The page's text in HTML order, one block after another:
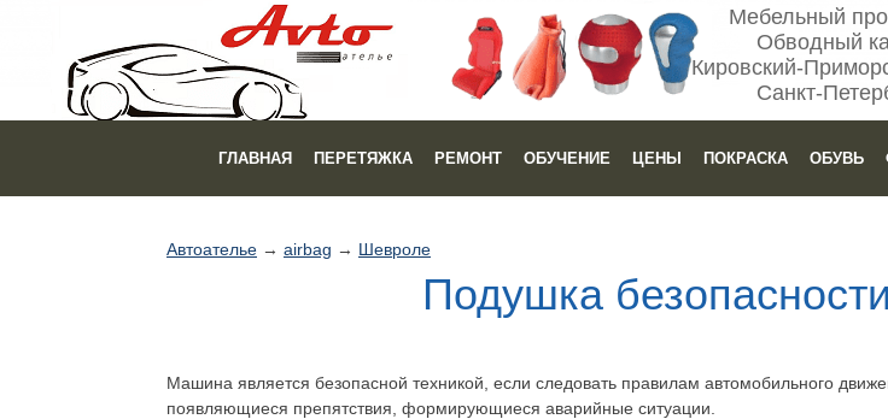
Мебельный
Обводный
Кировский-
Санкт-
ГЛАВНАЯ ПЕРЕТЯЖКА РЕМОНТ ОБУЧЕНИЕ ЦЕНЫ ПОКРАСКА ОБУВЬ
Автоателье → airbag → Шевроле
Подушка
Машина является безопасной техникой, если следовать правилам автомобильного
появляющиеся препятствия, формирующиеся аварийные ситуации.